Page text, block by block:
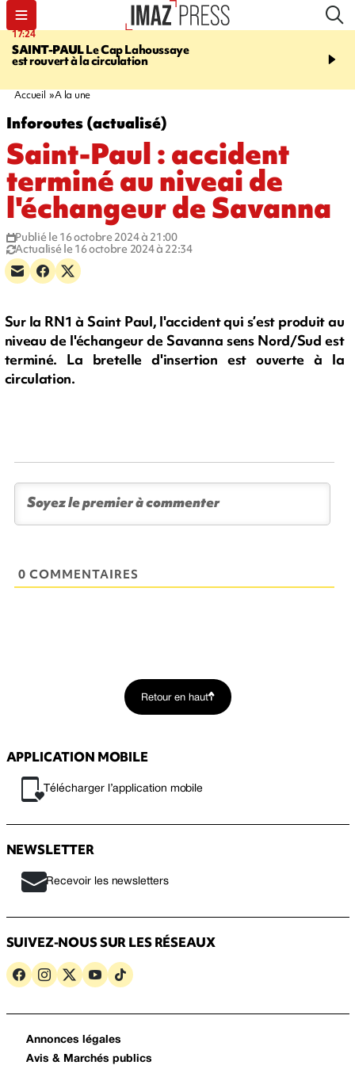
17:24
SAINT-PAULLe Cap Lahoussaye
est rouvert à la circulation
19:49
Quentin Dumontier, sa
Accueil A la une
Inforoutes (actualisé)
Saint-Paul : accident
terminé au niveai de
l'échangeur de Savanna
Publié le 16 octobre 2024 à 21:00
Actualisé le 16 octobre 2024 à 22:34
Sur la RN1 à Saint Paul, l'accident qui s’est produit au
niveau de l'échangeur de Savanna sens Nord/Sud est
terminé. La bretelle d'insertion est ouverte à la
circulation.
0 COMMENTAIRES
Retour en haut
APPLICATION MOBILE
Télécharger l’application mobile
NEWSLETTER
Recevoir les newsletters
SUIVEZ-NOUS SUR LES RÉSEAUX
Annonces légales
Avis & Marchés publics